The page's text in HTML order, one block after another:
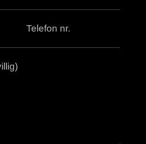
Telefon nr.